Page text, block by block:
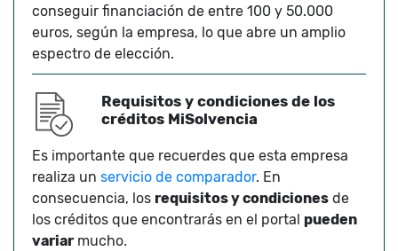
conseguir financiación de entre 100 y 50.000
euros, según la empresa, lo que abre un amplio
espectro de elección.
Requisitos y condiciones de los
créditos MiSolvencia
Es importante que recuerdes que esta empresa
realiza un servicio de comparador. En
consecuencia, los requisitos y condiciones de
los créditos que encontrarás en el portal pueden
variarmucho.